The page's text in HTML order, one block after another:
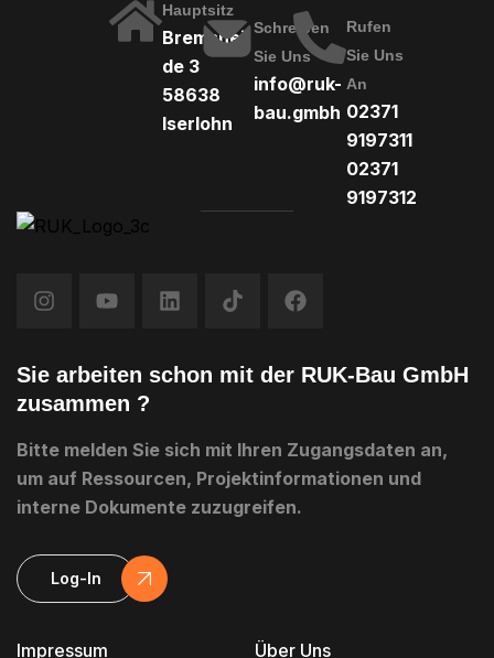
Hauptsitz
Bremshei
de 3
58638
Iserlohn
Schreiben
Sie Uns
info@ruk-
bau.gmbh
Rufen
Sie Uns
An
02371
9197311
02371
9197312
Impressum Über Uns
Sie arbeiten schon mit der RUK-Bau GmbH
zusammen ?
Bitte melden Sie sich mit Ihren Zugangsdaten an,
um auf Ressourcen, Projektinformationen und
interne Dokumente zuzugreifen.
Log-In